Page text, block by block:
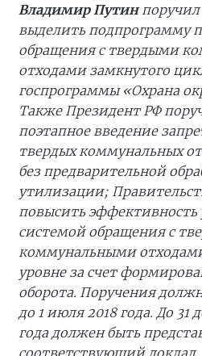
Владимир Путинпоручил
выделить подпрограмму
обращения с твердыми
отходами замкнутого
госпрограммы «Охрана
Также Президент РФ
поэтапное введение
твердых коммунальных
без предварительной
утилизации;
повысить эффективность
системой обращения с
коммунальными
уровне за счет
оборота. Поручения
до 1 июля 2018 года. До 31
года должен быть